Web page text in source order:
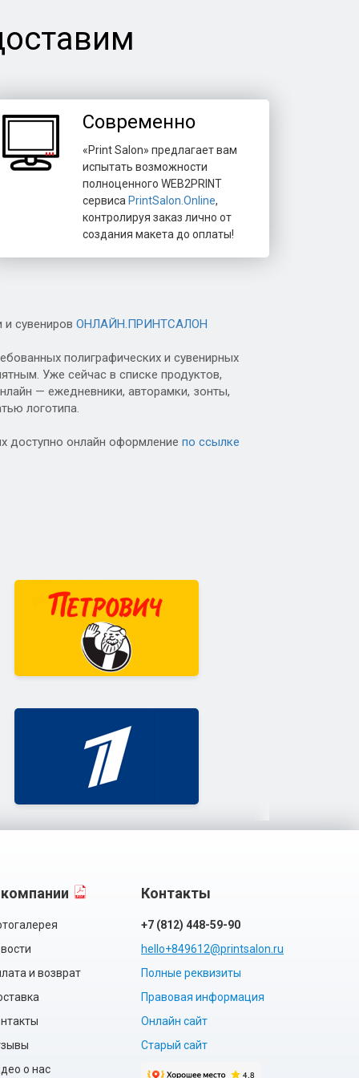
Современно
«Print Salon» предлагает вам
испытать возможности
полноценного WEB2PRINT
сервиса PrintSalon.Online,
контролируя заказ лично от
создания макета до оплаты!
и сувениров ОНЛАЙН.ПРИНТСАЛОН
полиграфических и сувенирных
Уже сейчас в списке продуктов,
— ежедневники, авторамки, зонты,
логотипа.
доступно онлайн оформление по ссылке
и возврат
о нас
Контакты
+7 (812) 448-59-90
hello+849612@printsalon.ru
Полные реквизиты
Правовая информация
Онлайн сайт
Старый сайт